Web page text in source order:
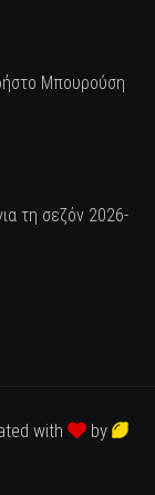
Μπουρούση
τη σεζόν 2026-
with
by